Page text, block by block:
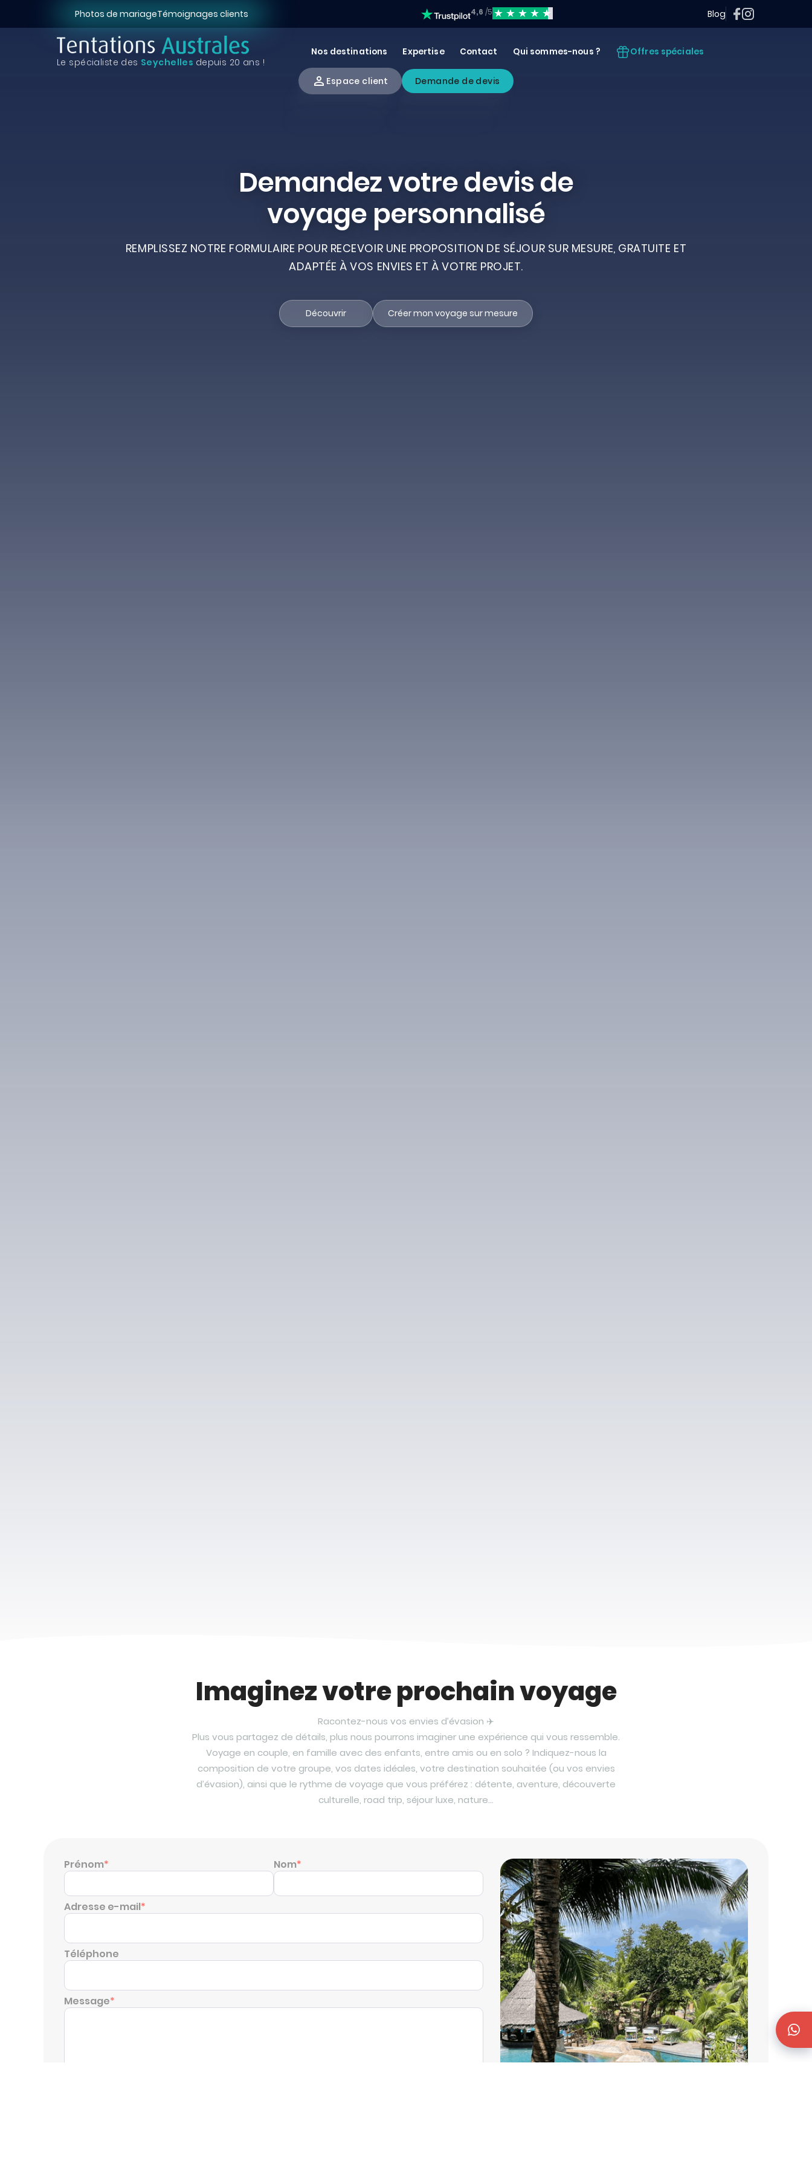
Photos de mariageTémoignages clients 4,6 /5 Blog
Le spécialiste des Seychelles depuis 20 ans !
Nos destinations Expertise Contact Qui sommes-nous ? Offres spéciales
Espace client Demande de devis
Demandez votre devis de
voyage personnalisé
REMPLISSEZ NOTRE FORMULAIRE POUR RECEVOIR UNE PROPOSITION DE SÉJOUR SUR MESURE, GRATUITE ET
ADAPTÉE À VOS ENVIES ET À VOTRE PROJET.
Découvrir Créer mon voyage sur mesure
Imaginez votre prochain voyage
Racontez-nous vos envies d’évasion ✈️
Plus vous partagez de détails, plus nous pourrons imaginer une expérience qui vous ressemble.
Voyage en couple, en famille avec des enfants, entre amis ou en solo ? Indiquez-nous la
composition de votre groupe, vos dates idéales, votre destination souhaitée (ou vos envies
d’évasion), ainsi que le rythme de voyage que vous préférez : détente, aventure, découverte
culturelle, road trip, séjour luxe, nature…
Prénom* Nom*
Adresse e-mail*
Téléphone
Message*